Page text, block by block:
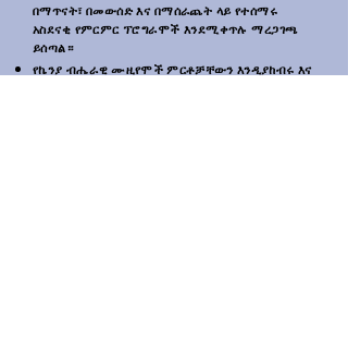
በማጥናት፣ በመውሰድ እና በማሰራጨት ላይ የተሰማሩ
አስደናቂ የምርምር ፕሮግራሞች እንደሚቀጥሉ ማረጋገጫ
ይሰጣል።
የኬንያ ብሔራዊ ሙዚየሞች ምርቶቻቸውን እንዲያከብሩ እና